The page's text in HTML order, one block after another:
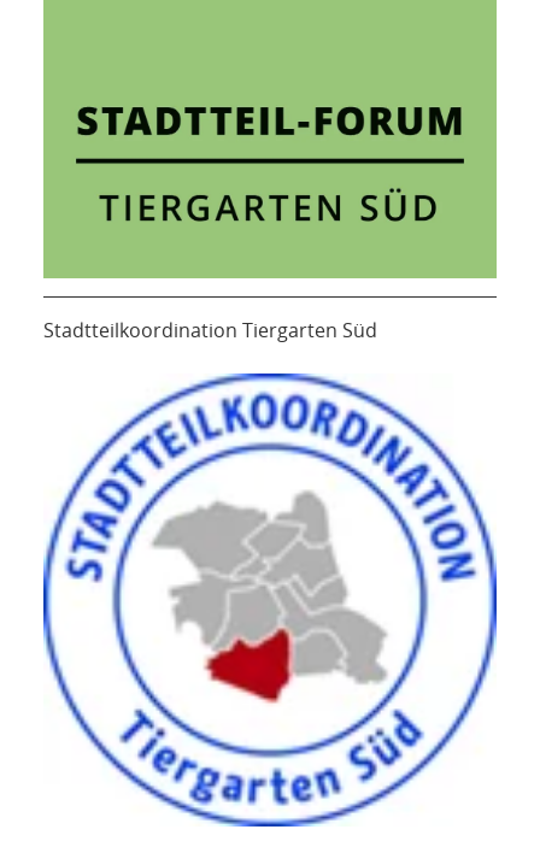
Stadtteilkoordination Tiergarten Süd